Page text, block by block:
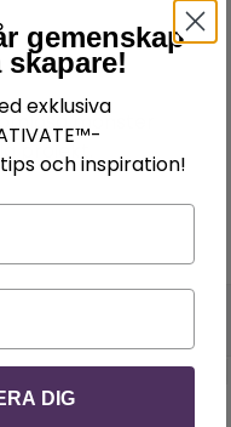
mönster
projekt.
gemenskap
skapare!
exklusiva
och inspiration!
DIG